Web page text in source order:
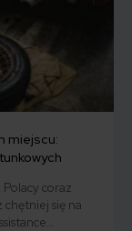
miejscu:
coraz
chętniej się na